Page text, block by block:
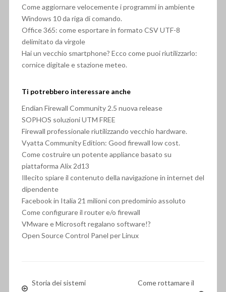
Come aggiornare velocemente i programmi in ambiente
Windows 10 da riga di comando.
Office 365: come esportare in formato CSV UTF-8
delimitato da virgole
Hai un vecchio smartphone? Ecco come puoi riutilizzarlo:
cornice digitale e stazione meteo.
Ti potrebbero interessare anche
Endian Firewall Community 2.5 nuova release
SOPHOS soluzioni UTM FREE
Firewall professionale riutilizzando vecchio hardware.
Vyatta Community Edition: Good firewall low cost.
Come costruire un potente appliance basato su
piattaforma Alix 2d13
Illecito spiare il contenuto della navigazione in internet del
dipendente
Facebook in Italia 21 milioni con predominio assoluto
Come configurare il router e/o firewall
VMware e Microsoft regalano software!?
Open Source Control Panel per Linux
Storia dei sistemi
Come rottamare il